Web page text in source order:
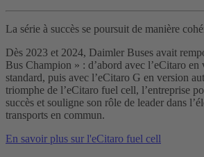
La série à succès se poursuit de manière
Dès 2023 et 2024, Daimler Buses avait
Bus Champion » : d’abord avec l’eCitaro en
standard, puis avec l’eCitaro G en version
triomphe de l’eCitaro fuel cell, l’entreprise
succès et souligne son rôle de leader dans
transports en commun.
En savoir plus sur l'eCitaro fuel cell